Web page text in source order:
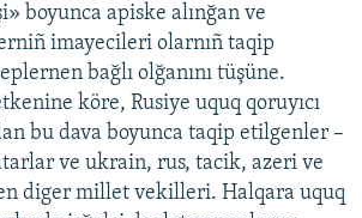
boyunca apiske alınğan ve
imayecileri olarnıñ taqip
bağlı olğanını tüşüne.
köre, Rusiye uquq qoruyıcı
bu dava boyunca taqip etilgenler –
ve ukrain, rus, tacik, azeri ve
diger millet vekilleri. Halqara uquq